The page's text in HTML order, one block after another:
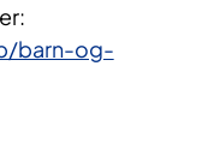
barn-og-